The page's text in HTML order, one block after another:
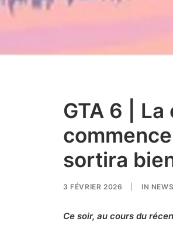
GTA 6 |
sortira
3 FÉVRIER 2026 IN NEWS
Ce soir, au cours du